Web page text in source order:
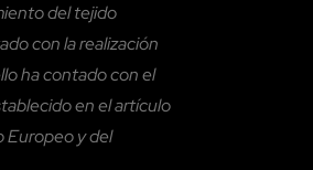
del tejido
con la realización
ha contado con el
en el artículo
Europeo y del